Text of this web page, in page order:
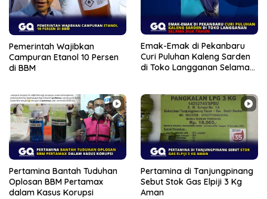
Pemerintah Wajibkan
Campuran Etanol 10 Persen
di BBM
Emak-Emak di Pekanbaru
Curi Puluhan Kaleng Sarden
di Toko Langganan Selama
Pertamina Bantah Tuduhan
Oplosan BBM Pertamax
dalam Kasus Korupsi
Pertamina di Tanjungpinang
Sebut Stok Gas Elpiji 3 Kg
Aman